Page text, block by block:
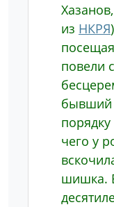
из НКРЯ)
посещая
повели
бывший
чего у
шишка.